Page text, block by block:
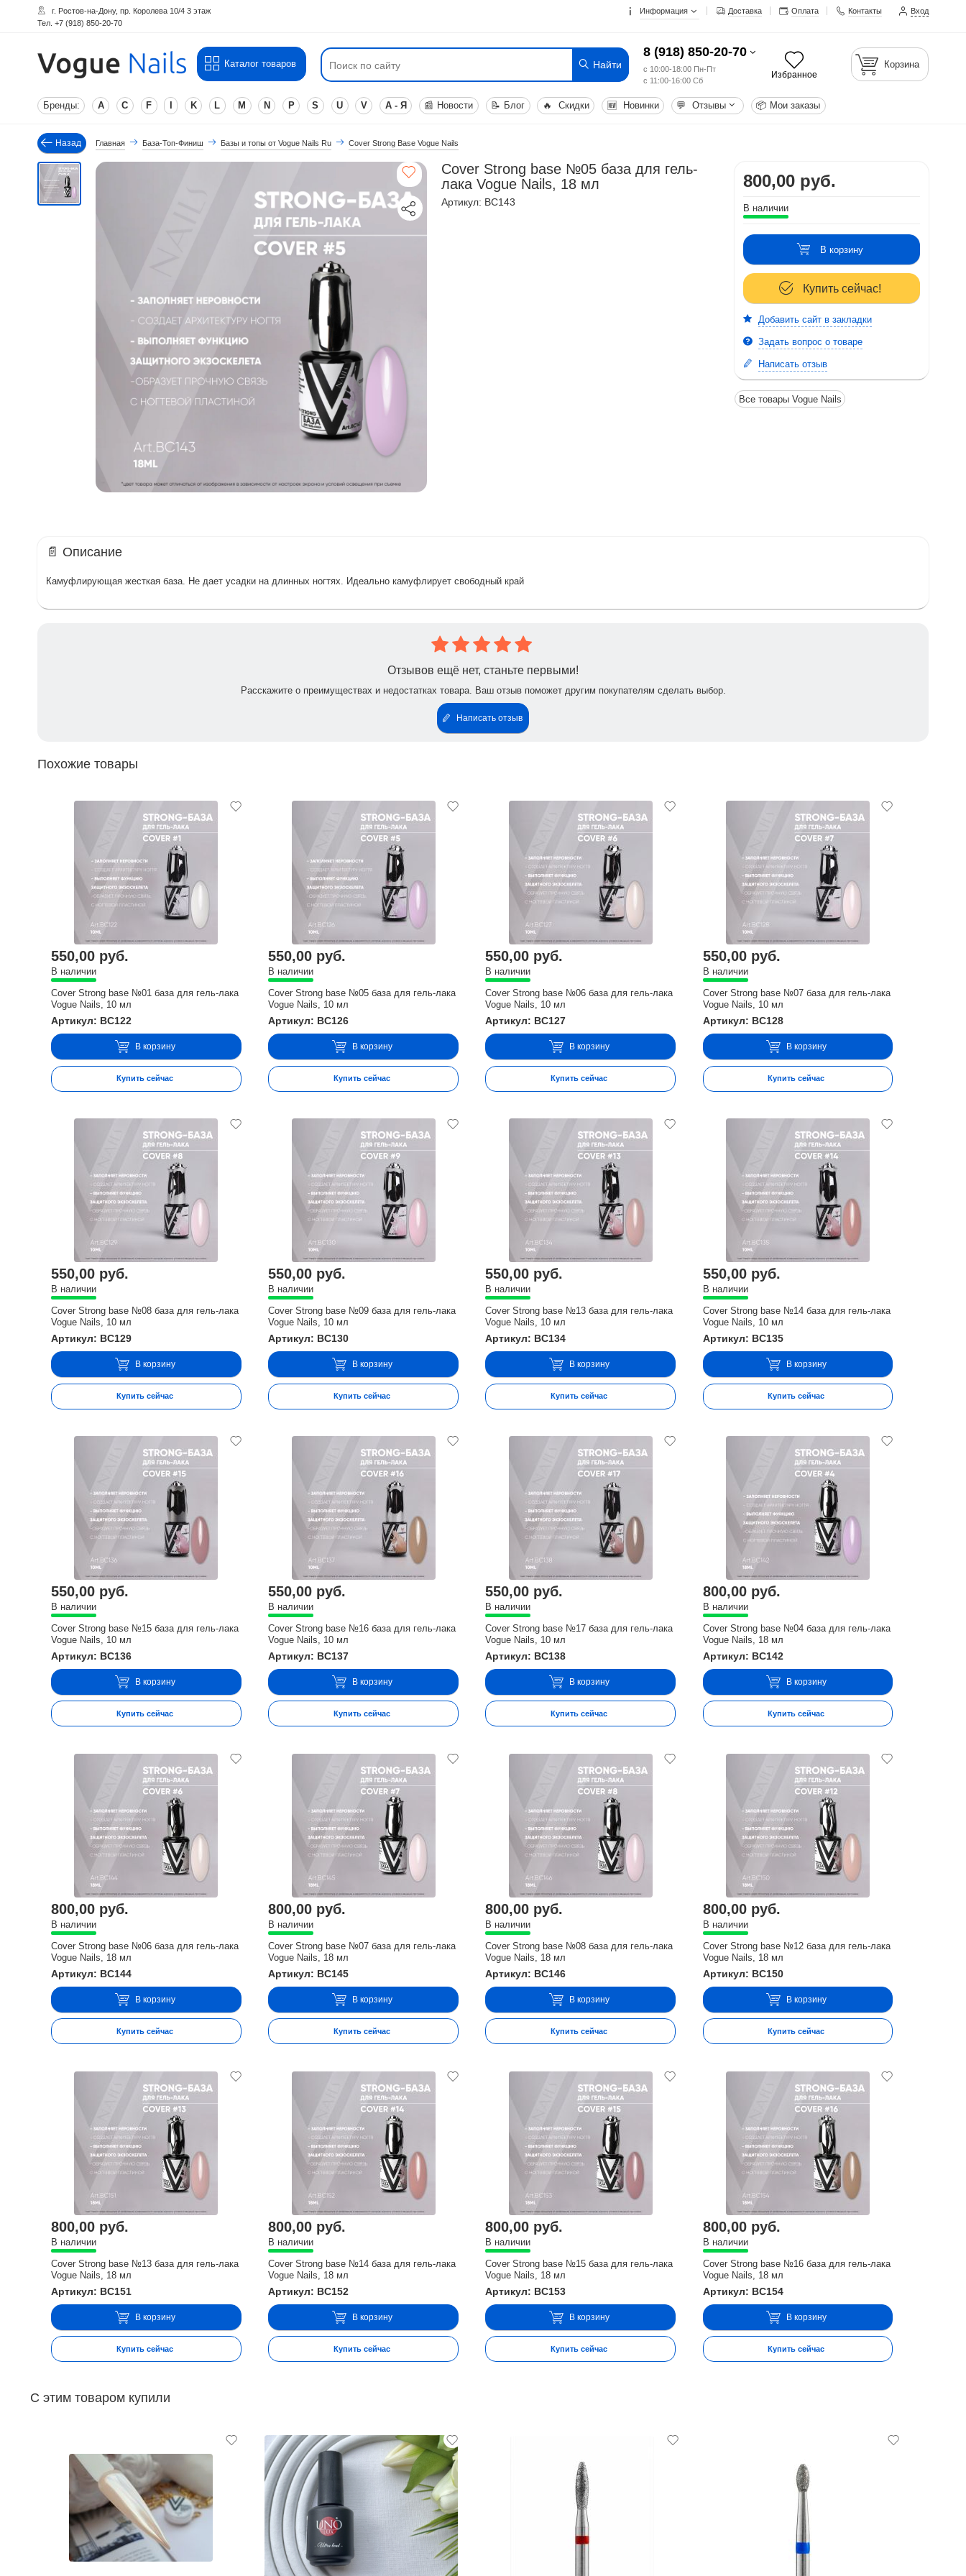
г. Ростов-на-Дону, пр. Королева 10/4 3 этаж
Тел. +7 (918) 850-20-70
Информация Доставка Оплата Контакты Вход
Каталог товаров Найти
8 (918) 850-20-70
с 10:00-18:00 Пн-Пт
с 11:00-16:00 Сб
Избранное
Корзина
Бренды: A C F K L M N P S U V А - Я 📰 Новости 📝 Блог 🔥 Скидки 🆕 Новинки 💬 Отзывы 📦 Мои заказы
Назад Главная База-Топ-Финиш Базы и топы от Vogue Nails Ru Cover Strong Base Vogue Nails
Cover Strong base №05 база для гель-
лака Vogue Nails, 18 мл
Артикул: BC143
800,00 руб.
В наличии
В корзину
Купить сейчас!
Добавить сайт в закладки
Задать вопрос о товаре
Написать отзыв
Все товары Vogue Nails
📄 Описание
Камуфлирующая жесткая база. Не дает усадки на длинных ногтях. Идеально камуфлирует свободный край
Отзывов ещё нет, станьте первыми!
Расскажите о преимуществах и недостатках товара. Ваш отзыв поможет другим покупателям сделать выбор.
Написать отзыв
Похожие товары
550,00 руб.
В наличии
Cover Strong base №01 база для гель-лака
Vogue Nails, 10 мл
Артикул: BC122
В корзину
Купить сейчас
550,00 руб.
В наличии
Cover Strong base №05 база для гель-лака
Vogue Nails, 10 мл
Артикул: BC126
В корзину
Купить сейчас
550,00 руб.
В наличии
Cover Strong base №06 база для гель-лака
Vogue Nails, 10 мл
Артикул: BC127
В корзину
Купить сейчас
550,00 руб.
В наличии
Cover Strong base №07 база для гель-лака
Vogue Nails, 10 мл
Артикул: BC128
В корзину
Купить сейчас
550,00 руб.
В наличии
Cover Strong base №08 база для гель-лака
Vogue Nails, 10 мл
Артикул: BC129
В корзину
Купить сейчас
550,00 руб.
В наличии
Cover Strong base №09 база для гель-лака
Vogue Nails, 10 мл
Артикул: BC130
В корзину
Купить сейчас
550,00 руб.
В наличии
Cover Strong base №13 база для гель-лака
Vogue Nails, 10 мл
Артикул: BC134
В корзину
Купить сейчас
550,00 руб.
В наличии
Cover Strong base №14 база для гель-лака
Vogue Nails, 10 мл
Артикул: BC135
В корзину
Купить сейчас
550,00 руб.
В наличии
Cover Strong base №15 база для гель-лака
Vogue Nails, 10 мл
Артикул: BC136
В корзину
Купить сейчас
550,00 руб.
В наличии
Cover Strong base №16 база для гель-лака
Vogue Nails, 10 мл
Артикул: BC137
В корзину
Купить сейчас
550,00 руб.
В наличии
Cover Strong base №17 база для гель-лака
Vogue Nails, 10 мл
Артикул: BC138
В корзину
Купить сейчас
800,00 руб.
В наличии
Cover Strong base №04 база для гель-лака
Vogue Nails, 18 мл
Артикул: BC142
В корзину
Купить сейчас
800,00 руб.
В наличии
Cover Strong base №06 база для гель-лака
Vogue Nails, 18 мл
Артикул: BC144
В корзину
Купить сейчас
800,00 руб.
В наличии
Cover Strong base №07 база для гель-лака
Vogue Nails, 18 мл
Артикул: BC145
В корзину
Купить сейчас
800,00 руб.
В наличии
Cover Strong base №08 база для гель-лака
Vogue Nails, 18 мл
Артикул: BC146
В корзину
Купить сейчас
800,00 руб.
В наличии
Cover Strong base №12 база для гель-лака
Vogue Nails, 18 мл
Артикул: BC150
В корзину
Купить сейчас
800,00 руб.
В наличии
Cover Strong base №13 база для гель-лака
Vogue Nails, 18 мл
Артикул: BC151
В корзину
Купить сейчас
800,00 руб.
В наличии
Cover Strong base №14 база для гель-лака
Vogue Nails, 18 мл
Артикул: BC152
В корзину
Купить сейчас
800,00 руб.
В наличии
Cover Strong base №15 база для гель-лака
Vogue Nails, 18 мл
Артикул: BC153
В корзину
Купить сейчас
800,00 руб.
В наличии
Cover Strong base №16 база для гель-лака
Vogue Nails, 18 мл
Артикул: BC154
В корзину
Купить сейчас
С этим товаром купили